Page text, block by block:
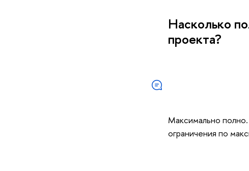
Насколько
проекта?
Максимально
ограничения по